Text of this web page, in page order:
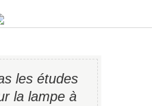
les études
la lampe à